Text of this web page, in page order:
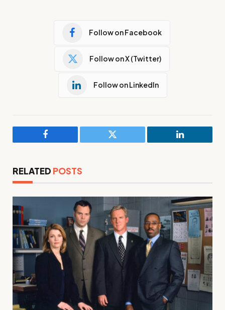
Follow on Facebook
Follow on X (Twitter)
Follow on LinkedIn
Facebook Twitter LinkedIn
RELATED POSTS